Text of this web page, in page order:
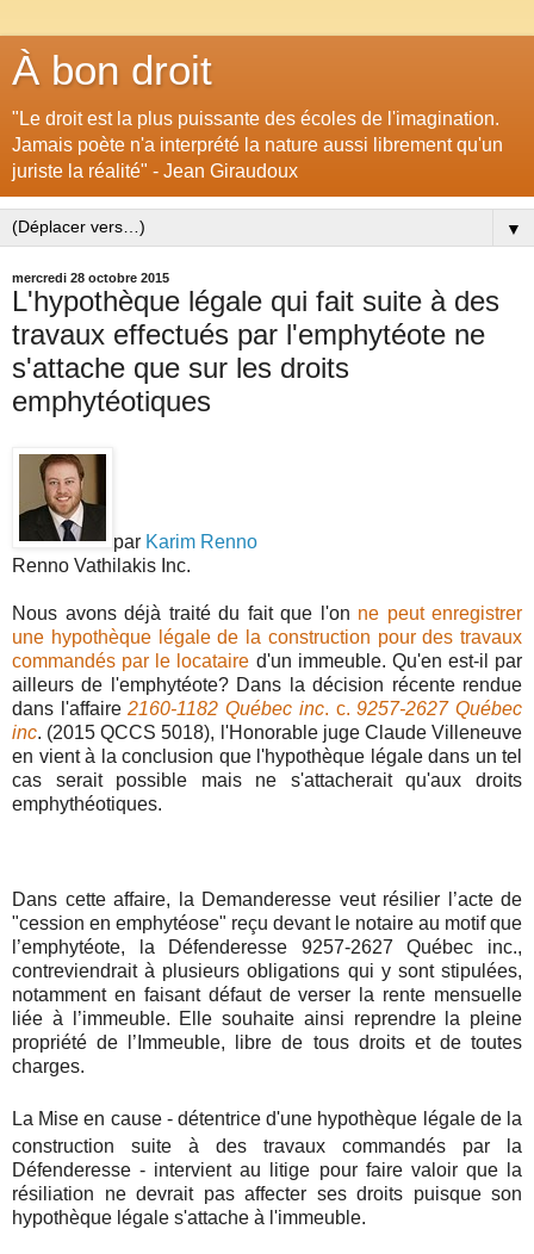
À bon droit
"Le droit est la plus puissante des écoles de l'imagination.
Jamais poète n'a interprété la nature aussi librement qu'un
juriste la réalité" - Jean Giraudoux
▼
mercredi 28 octobre 2015
L'hypothèque légale qui fait suite à des
travaux effectués par l'emphytéote ne
s'attache que sur les droits
emphytéotiques
par Karim Renno
Renno Vathilakis Inc.
Nous avons déjà traité du fait que l'on ne peut enregistrer
une hypothèque légale de la construction pour des travaux
commandés par le locataire d'un immeuble. Qu'en est-il par
ailleurs de l'emphytéote? Dans la décision récente rendue
dans l'affaire2160-1182 Québec inc. c.9257-2627 Québec
inc. (2015 QCCS 5018), l'Honorable juge Claude Villeneuve
en vient à la conclusion que l'hypothèque légale dans un tel
cas serait possible mais ne s'attacherait qu'aux droits
emphythéotiques.
Dans cette affaire, la Demanderesse veut résilier l’acte de
"cession en emphytéose" reçu devant le notaire au motif que
l’emphytéote, la Défenderesse 9257-2627 Québec inc.,
contreviendrait à plusieurs obligations qui y sont stipulées,
notamment en faisant défaut de verser la rente mensuelle
liée à l’immeuble. Elle souhaite ainsi reprendre la pleine
propriété de l’Immeuble, libre de tous droits et de toutes
charges.
La Mise en cause - détentrice d'une hypothèque légale de la
construction suite à des travaux commandés par la
Défenderesse - intervient au litige pour faire valoir que la
résiliation ne devrait pas affecter ses droits puisque son
hypothèque légale s'attache à l'immeuble.